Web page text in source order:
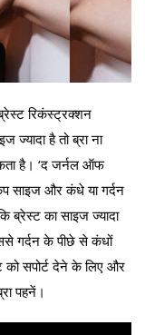
ब्रेस्ट रिकंस्ट्रक्शन
है तो ब्रा ना
है। ‘द जर्नल ऑफ
साइज और कंधे या गर्दन
ब्रेस्ट का साइज ज्यादा
गर्दन के पीछे से कंधों
को सपोर्ट देने के लिए और
पहनें।